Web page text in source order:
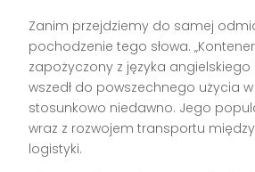
Zanim przejdziemy do samej
pochodzenie tego słowa.
zapożyczony z języka
wszedł do powszechnego użycia
stosunkowo niedawno. Jego
wraz z rozwojem transportu
logistyki.